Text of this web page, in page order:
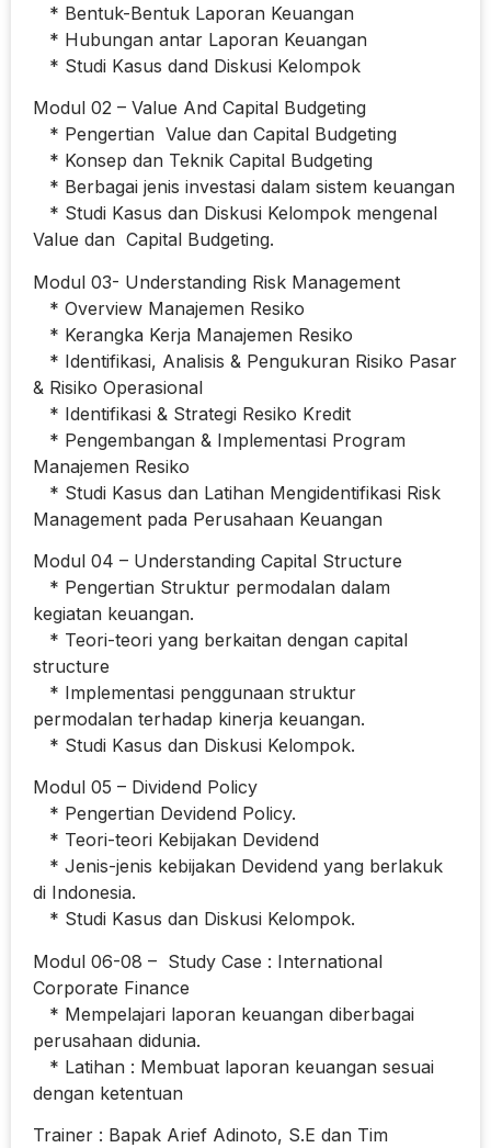
* Bentuk-Bentuk Laporan Keuangan
* Hubungan antar Laporan Keuangan
* Studi Kasus dand Diskusi Kelompok
Modul 02 – Value And Capital Budgeting
* Pengertian Value dan Capital Budgeting
* Konsep dan Teknik Capital Budgeting
* Berbagai jenis investasi dalam sistem keuangan
* Studi Kasus dan Diskusi Kelompok mengenal
Value dan Capital Budgeting.
Modul 03- Understanding Risk Management
* Overview Manajemen Resiko
* Kerangka Kerja Manajemen Resiko
* Identifikasi, Analisis & Pengukuran Risiko Pasar
& Risiko Operasional
* Identifikasi & Strategi Resiko Kredit
* Pengembangan & Implementasi Program
Manajemen Resiko
* Studi Kasus dan Latihan Mengidentifikasi Risk
Management pada Perusahaan Keuangan
Modul 04 – Understanding Capital Structure
* Pengertian Struktur permodalan dalam
kegiatan keuangan.
* Teori-teori yang berkaitan dengan capital
structure
* Implementasi penggunaan struktur
permodalan terhadap kinerja keuangan.
* Studi Kasus dan Diskusi Kelompok.
Modul 05 – Dividend Policy
* Pengertian Devidend Policy.
* Teori-teori Kebijakan Devidend
* Jenis-jenis kebijakan Devidend yang berlakuk
di Indonesia.
* Studi Kasus dan Diskusi Kelompok.
Modul 06-08 – Study Case : International
Corporate Finance
* Mempelajari laporan keuangan diberbagai
perusahaan didunia.
* Latihan : Membuat laporan keuangan sesuai
dengan ketentuan
Trainer : Bapak Arief Adinoto, S.E dan Tim